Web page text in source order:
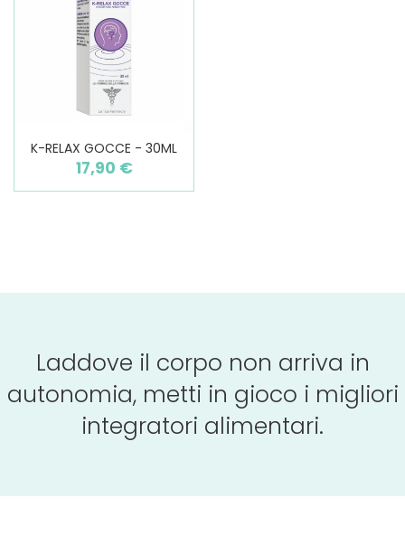
K-RELAX GOCCE - 30ML
17,90 €
Laddove il corpo non arriva in
autonomia, metti in gioco i migliori
integratori alimentari.